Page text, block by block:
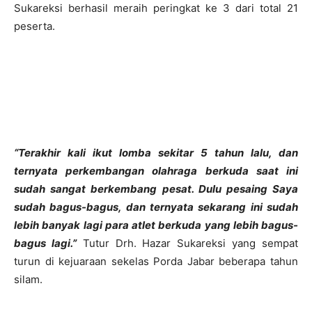
Sukareksi berhasil meraih peringkat ke 3 dari total 21
peserta.
“Terakhir kali ikut lomba sekitar 5 tahun lalu, dan
ternyata perkembangan olahraga berkuda saat ini
sudah sangat berkembang pesat. Dulu pesaing Saya
sudah bagus-bagus, dan ternyata sekarang ini sudah
lebih banyak lagi para atlet berkuda yang lebih bagus-
bagus lagi.” Tutur Drh. Hazar Sukareksi yang sempat
turun di kejuaraan sekelas Porda Jabar beberapa tahun
silam.